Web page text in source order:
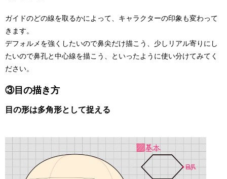
ガイドのどの線を取るかによって、キャラクターの印象も変わって
きます。
デフォルメを強くしたいので鼻尖だけ描こう、少しリアル寄りにし
たいので鼻孔と中心線を描こう、といったように使い分けてみてく
ださい。
③目の描き方
目の形は多角形として捉える